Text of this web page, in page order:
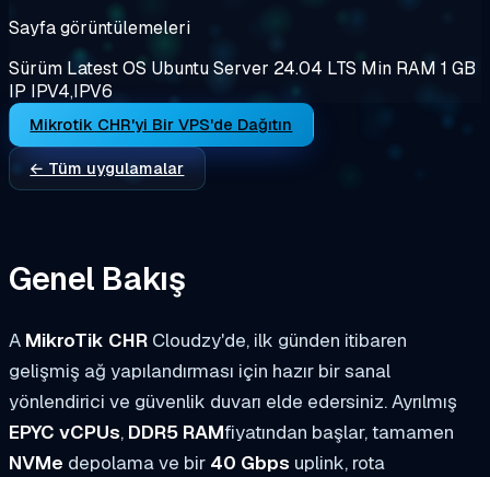
Sayfa görüntülemeleri
Sürüm LatestOS Ubuntu Server 24.04 LTS Min RAM 1 GB
IP IPV4,IPV6
Mikrotik CHR'yi Bir VPS'de Dağıtın
← Tüm uygulamalar
Genel Bakış
A MikroTik CHR Cloudzy'de, ilk günden itibaren
gelişmiş ağ yapılandırması için hazır bir sanal
yönlendirici ve güvenlik duvarı elde edersiniz. Ayrılmış
EPYC vCPUs, DDR5 RAMfiyatından başlar, tamamen
NVMe depolama ve bir 40 Gbps uplink, rota